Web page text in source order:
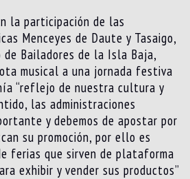
la participación de las
Menceyes de Daute y Tasaigo,
Bailadores de la Isla Baja,
musical a una jornada festiva
“reflejo de nuestra cultura y
las administraciones
y debemos de apostar por
su promoción, por ello es
ferias que sirven de plataforma
exhibir y vender sus productos”